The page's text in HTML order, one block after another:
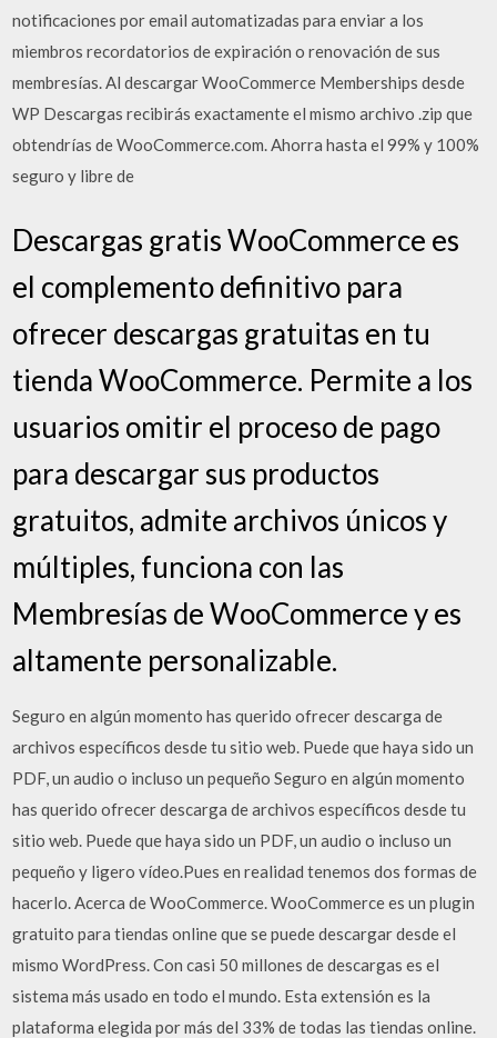
notificaciones por email automatizadas para enviar a los
miembros recordatorios de expiración o renovación de sus
membresías. Al descargar WooCommerce Memberships desde
WP Descargas recibirás exactamente el mismo archivo .zip que
obtendrías de WooCommerce.com. Ahorra hasta el 99% y 100%
seguro y libre de
Descargas gratis WooCommerce es
el complemento definitivo para
ofrecer descargas gratuitas en tu
tienda WooCommerce. Permite a los
usuarios omitir el proceso de pago
para descargar sus productos
gratuitos, admite archivos únicos y
múltiples, funciona con las
Membresías de WooCommerce y es
altamente personalizable.
Seguro en algún momento has querido ofrecer descarga de
archivos específicos desde tu sitio web. Puede que haya sido un
PDF, un audio o incluso un pequeño Seguro en algún momento
has querido ofrecer descarga de archivos específicos desde tu
sitio web. Puede que haya sido un PDF, un audio o incluso un
pequeño y ligero vídeo.Pues en realidad tenemos dos formas de
hacerlo. Acerca de WooCommerce. WooCommerce es un plugin
gratuito para tiendas online que se puede descargar desde el
mismo WordPress. Con casi 50 millones de descargas es el
sistema más usado en todo el mundo. Esta extensión es la
plataforma elegida por más del 33% de todas las tiendas online.